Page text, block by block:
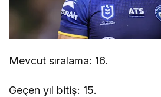
Mevcut sıralama: 16.
Geçen yıl bitiş: 15.